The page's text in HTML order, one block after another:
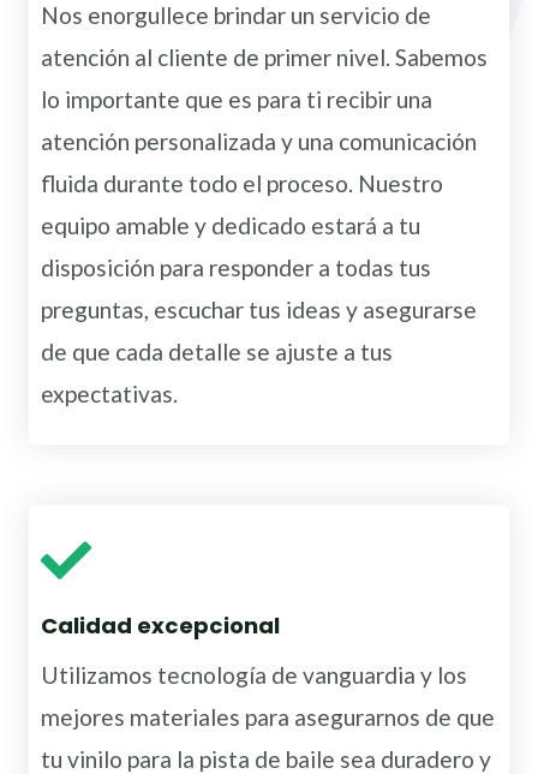
Nos enorgullece brindar un servicio de
atención al cliente de primer nivel. Sabemos
lo importante que es para ti recibir una
atención personalizada y una comunicación
fluida durante todo el proceso. Nuestro
equipo amable y dedicado estará a tu
disposición para responder a todas tus
preguntas, escuchar tus ideas y asegurarse
de que cada detalle se ajuste a tus
expectativas.
Calidad excepcional
Utilizamos tecnología de vanguardia y los
mejores materiales para asegurarnos de que
tu vinilo para la pista de baile sea duradero y